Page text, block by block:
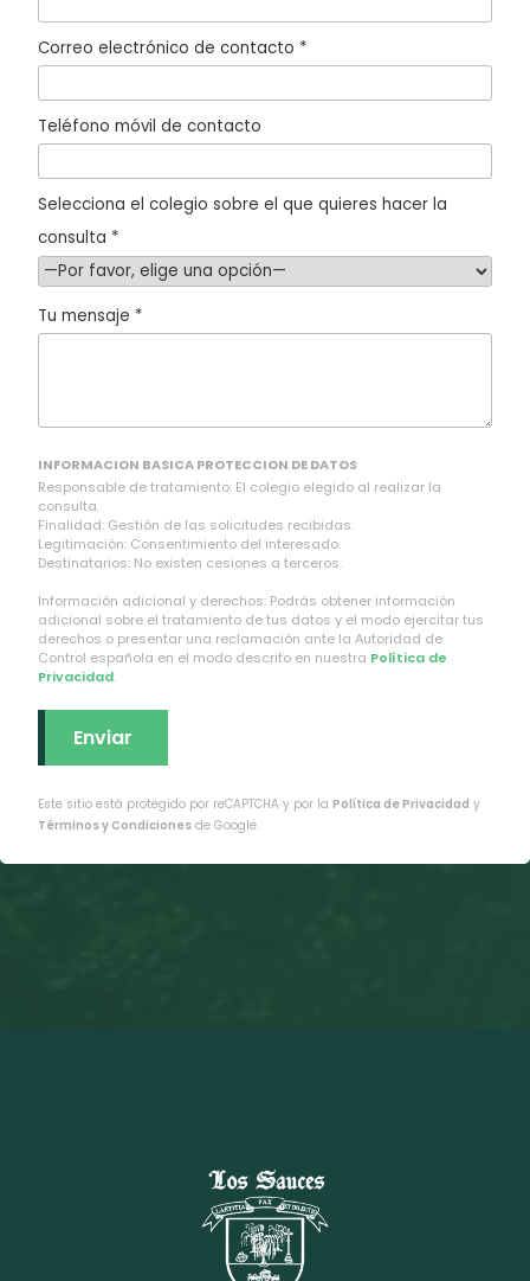
Correo electrónico de contacto *
Teléfono móvil de contacto
Selecciona el colegio sobre el que quieres hacer la
consulta *
Tu mensaje *
INFORMACION BASICA PROTECCION DE DATOS
Responsable de tratamiento: El colegio elegido al realizar la
consulta.
Finalidad: Gestión de las solicitudes recibidas.
Legitimación: Consentimiento del interesado.
Destinatarios: No existen cesiones a terceros.
Información adicional y derechos: Podrás obtener información
adicional sobre el tratamiento de tus datos y el modo ejercitar tus
derechos o presentar una reclamación ante la Autoridad de
Control española en el modo descrito en nuestra Política de
Privacidad.
Este sitio está protegido por reCAPTCHA y por la Política de Privacidad y
Términos y Condiciones de Google.